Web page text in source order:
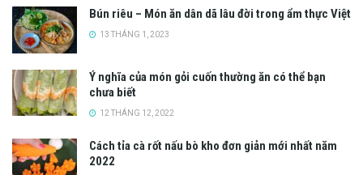
Bún riêu – Món ăn dân dã lâu đời trong ẩm thực Việt
13 THÁNG 1, 2023
Ý nghĩa của món gỏi cuốn thường ăn có thể bạn
chưa biết
12 THÁNG 12, 2022
Cách tỉa cà rốt nấu bò kho đơn giản mới nhất năm
2022